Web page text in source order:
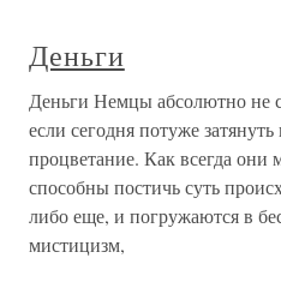
Деньги
Деньги Немцы абсолютно не
если сегодня потуже
процветание. Как всегда они
способны постичь суть
либо еще, и погружаются в
мистицизм,